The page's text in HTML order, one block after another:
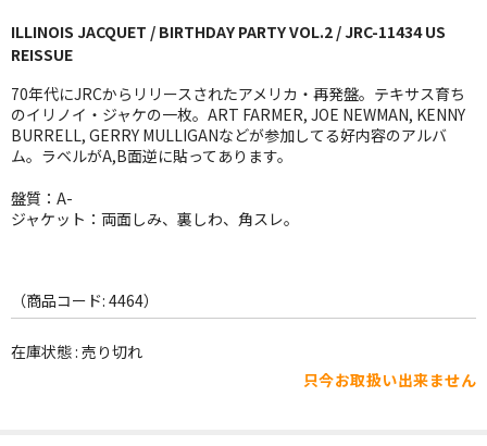
JAZZ-EU
JAZZ-JP
JAZZ-VOCAL
ROCK
WORLD
その他
ILLINOIS JACQUET / BIRTHDAY PARTY VOL.2 / JRC-11434 US
REISSUE
70年代にJRCからリリースされたアメリカ・再発盤。テキサス育ち
のイリノイ・ジャケの一枚。ART FARMER, JOE NEWMAN, KENNY
BURRELL, GERRY MULLIGANなどが参加してる好内容のアルバ
ム。ラベルがA,B面逆に貼ってあります。
盤質：A-
ジャケット：両面しみ、裏しわ、角スレ。
（商品コード: 4464）
在庫状態 : 売り切れ
只今お取扱い出来ません